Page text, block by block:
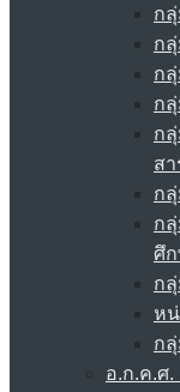
ก
ก
ก
ก
ก
ส
ก
ก
ศึ
ก
ห
ก
อ.ก.ค.ศ